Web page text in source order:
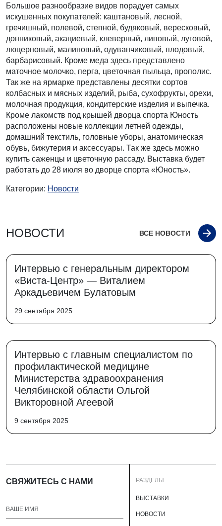
Большое разнообразие видов порадует самых
искушенных покупателей: каштановый, лесной,
гречишный, полевой, степной, будяковый, вересковый,
донниковый, акациевый, клеверный, липовый, луговой,
люцерновый, малиновый, одуванчиковый, плодовый,
барбарисовый. Кроме меда здесь представлено
маточное молочко, перга, цветочная пыльца, прополис.
Так же на ярмарке представлены десятки сортов
колбасных и мясных изделий, рыба, сухофрукты, орехи,
молочная продукция, кондитерские изделия и выпечка.
Кроме лакомств под крышей дворца спорта Юность
расположены новые коллекции летней одежды,
домашний текстиль, головные уборы, анатомическая
обувь, бижутерия и аксессуары. Так же здесь можно
купить саженцы и цветочную рассаду. Выставка будет
работать до 28 июля во дворце спорта «Юность».
Категории: Новости
НОВОСТИ ВСЕ НОВОСТИ
Интервью с генеральным директором
«Виста-Центр» — Виталием
Аркадьевичем Булатовым
29 сентября 2025
Интервью с главным специалистом по
профилактической медицине
Министерства здравоохранения
Челябинской области Ольгой
Викторовной Агеевой
9 сентября 2025
СВЯЖИТЕСЬ С НАМИ РАЗДЕЛЫ
ВЫСТАВКИ
НОВОСТИ